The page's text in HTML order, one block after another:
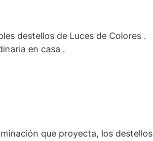
destellos de Luces de Colores .
en casa .
que proyecta, los destellos